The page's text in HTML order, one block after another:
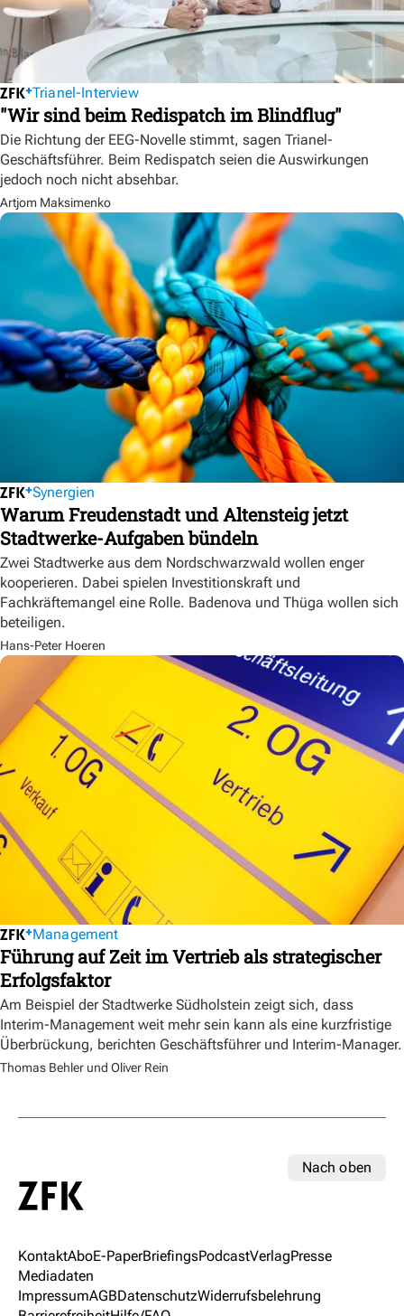
Trianel-Interview
"Wir sind beim Redispatch im Blindflug"
Die Richtung der EEG-Novelle stimmt, sagen Trianel-
Geschäftsführer. Beim Redispatch seien die Auswirkungen
jedoch noch nicht absehbar.
Artjom Maksimenko
Synergien
Warum Freudenstadt und Altensteig jetzt
Stadtwerke-Aufgaben bündeln
Zwei Stadtwerke aus dem Nordschwarzwald wollen enger
kooperieren. Dabei spielen Investitionskraft und
Fachkräftemangel eine Rolle. Badenova und Thüga wollen sich
beteiligen.
Hans-Peter Hoeren
Management
Führung auf Zeit im Vertrieb als strategischer
Erfolgsfaktor
Am Beispiel der Stadtwerke Südholstein zeigt sich, dass
Interim-Management weit mehr sein kann als eine kurzfristige
Überbrückung, berichten Geschäftsführer und Interim-Manager.
Thomas Behler und Oliver Rein
Nach oben
KontaktAboE-PaperBriefingsPodcastVerlagPresse
Mediadaten
ImpressumAGBDatenschutzWiderrufsbelehrung